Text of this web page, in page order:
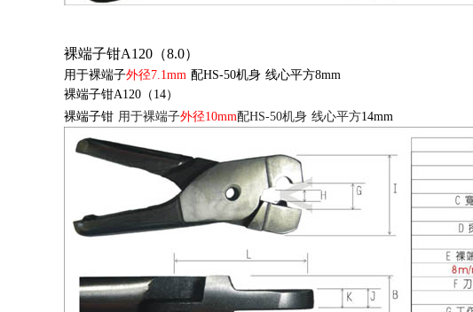
裸端子钳A120（8.0）
用于裸端子外径7.1mm 配HS-50机身 线心平方8mm
裸端子钳A120 （ 14）
裸端子钳 用于裸端子外径10mm配HS-50机身 线心平方14mm